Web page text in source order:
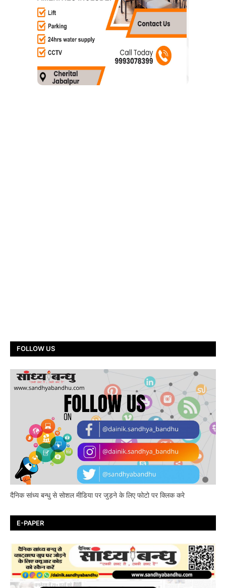
FOLLOW US
दैनिक सांध्य बन्धु से सोशल मीडिया पर जुड़ने के लिए फोटो पर क्लिक करे
E-PAPER